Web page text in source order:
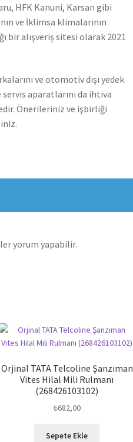
HFK Kanuni, Karsan gibi
ve İklimsa klimalarının
bir alışveriş sitesi olarak 2021
ve otomotiv dışı yedek
aparatlarını da ihtiva
Önerileriniz ve işbirliği
yorum yapabilir.
Orjinal TATA Telcoline Şanzıman
Vites Hilal Mili Rulmanı
(268426103102)
₺682,00
Sepete Ekle